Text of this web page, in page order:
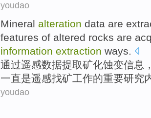
youdao
Mineral alteration data are
features of altered rocks are
information extraction ways.
通过遥感数据提取矿化蚀变信息
一直是遥感找矿工作的重要研究
youdao